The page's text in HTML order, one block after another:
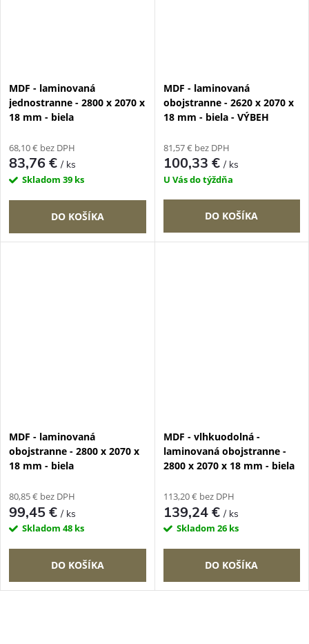
MDF - laminovaná
jednostranne - 2800 x 2070 x
18 mm - biela
68,10 € bez DPH
83,76 €/ ks
Skladom 39 ks
DO KOŠÍKA
MDF - laminovaná
obojstranne - 2620 x 2070 x
18 mm - biela - VÝBEH
81,57 € bez DPH
100,33 €/ ks
U Vás do týždňa
DO KOŠÍKA
MDF - laminovaná
obojstranne - 2800 x 2070 x
18 mm - biela
80,85 € bez DPH
99,45 €/ ks
Skladom 48 ks
DO KOŠÍKA
MDF - vlhkuodolná -
laminovaná obojstranne -
2800 x 2070 x 18 mm - biela
113,20 € bez DPH
139,24 €/ ks
Skladom 26 ks
DO KOŠÍKA